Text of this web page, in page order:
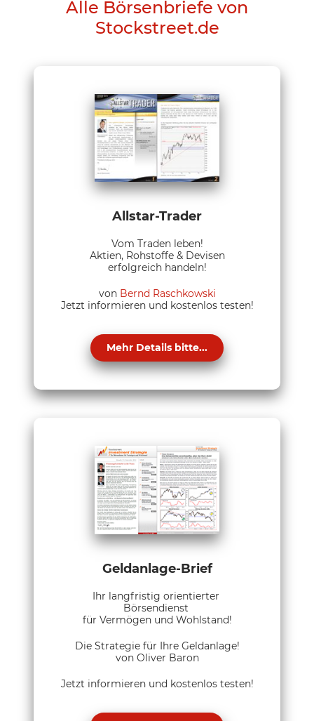
Alle Börsenbriefe von
Stockstreet.de
Allstar-Trader
Vom Traden leben!
Aktien, Rohstoffe & Devisen
erfolgreich handeln!
von Bernd Raschkowski
Jetzt informieren und kostenlos testen!
Mehr Details bitte...
Geldanlage-Brief
Ihr langfristig orientierter
Börsendienst
für Vermögen und Wohlstand!
Die Strategie für Ihre Geldanlage!
von Oliver Baron
Jetzt informieren und kostenlos testen!